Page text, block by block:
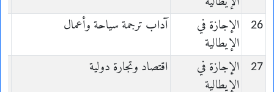
26
الإجازة في
الإيطالية
آداب ترجمة سياحة وأعمال
27
الإجازة في
الإيطالية
اقتصاد وتجارة دولية